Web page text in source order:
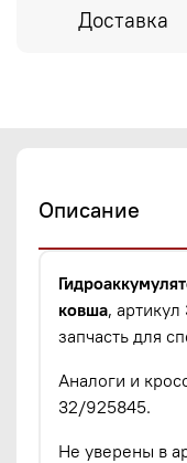
Доставка
Описание
ковша,
запчасть для
Аналоги и
32/925845.
Не уверены в